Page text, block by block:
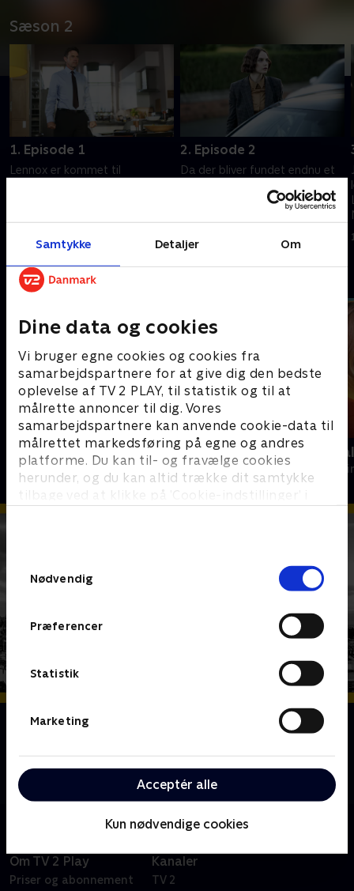
Samtykke Detaljer Om
Dine data og cookies
Vi bruger egne cookies og cookies fra
samarbejdspartnere for at give dig den bedste
oplevelse af TV 2 PLAY, til statistik og til at
målrette annoncer til dig. Vores
samarbejdspartnere kan anvende cookie-data til
målrettet markedsføring på egne og andres
platforme. Du kan til- og fravælge cookies
herunder, og du kan altid trække dit samtykke
tilbage ved at klikke på ’Cookie-indstillinger’ i
Nødvendig
Præferencer
Statistik
Marketing
Acceptér alle
Kun nødvendige cookies
Sæson 2
1. Episode 1
Lennox er kommet til
sag om hævn og identitet.
2. Episode 2
Da der bliver fundet endnu et
mistanke om, at der er en
Andre så også
Fornyet mistanke
Krimi & Spænding • 1 sæsoner
Mord på
Krimi &
Om Crime
bortførelsen af en skolepige i Edinburgh.
Om TV 2 Play
Priser og abonnement
Kanaler
TV 2